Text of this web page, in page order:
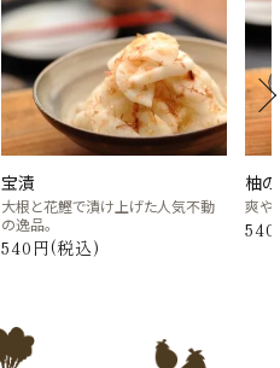
宝漬
大根と花鰹で漬け上げた人気不動
の逸品。
540円(税込)
柚
爽や